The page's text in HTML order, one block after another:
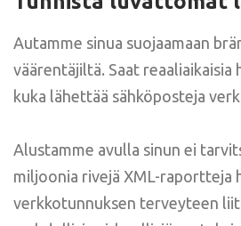
Autamme sinua suojaamaan
väärentäjiltä. Saat reaaliaikaisia
kuka lähettää sähköposteja
Alustamme avulla sinun ei
miljoonia rivejä XML-raportteja
verkkotunnuksen terveyteen